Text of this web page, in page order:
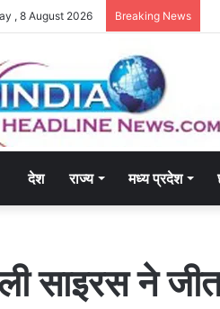
, 8 August 2026 Breaking News
देश राज्य मध्य प्रदेश
साइरस ने